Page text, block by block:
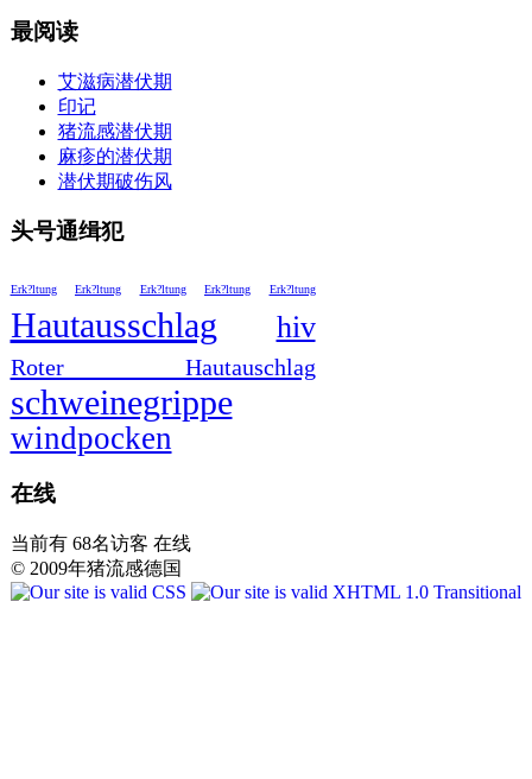
最阅读
艾滋病潜伏期
印记
猪流感潜伏期
麻疹的潜伏期
潜伏期破伤风
头号通缉犯
Erk?ltung Erk?ltung Erk?ltung Erk?ltung Erk?ltung
Hautausschlag hiv
Roter Hautauschlag
schweinegrippe
windpocken
在线
当前有 68名访客 在线
© 2009年猪流感德国